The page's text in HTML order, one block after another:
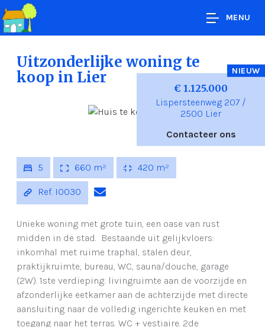
MENU
Uitzonderlijke woning te
koop in Lier
€ 1.125.000
Lispersteenweg 207 /
2500 Lier
Contacteer ons
NIEUW
5 660 m² 420 m²
Ref. I0030
Unieke woning met grote tuin, een oase van rust
midden in de stad. Bestaande uit gelijkvloers:
inkomhal met ruime traphal, stalen deur,
praktijkruimte, bureau, WC, sauna/douche, garage
(2W). 1ste verdieping: livingruimte aan de voorzijde en
afzonderlijke eetkamer aan de achterzijde met directe
aansluiting naar de volledig ingerichte keuken en met
toegang naar het terras. WC + vestiaire. 2de